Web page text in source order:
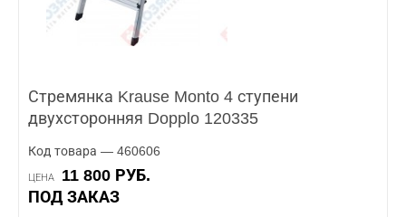
Стремянка Krause Monto 4 ступени
двухсторонняя Dopplo 120335
Код товара — 460606
ЦЕНА
11 800 РУБ.
ПОД ЗАКАЗ